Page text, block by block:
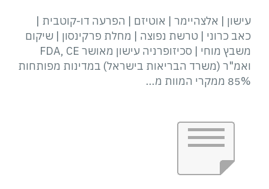
עישון | אלצהיימר | אוטיזם | הפרעה דו-קוטבית |
כאב כרוני | טרשת נפוצה | מחלת פרקינסון | שיקום
משבץ מוחי | סכיזופרניה עישון מאושר FDA, CE
ואמ"ר (משרד הבריאות בישראל) במדינות מפותחות
85% ממקרי המוות מ...